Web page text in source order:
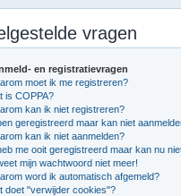
vragen
en registratievragen
moet ik me registreren?
is COPPA?
kan ik niet registreren?
geregistreerd maar kan niet
kan ik niet aanmelden?
me ooit geregistreerd maar kan nu
mijn wachtwoord niet meer!
word ik automatisch afgemeld?
doet "verwijder cookies"?